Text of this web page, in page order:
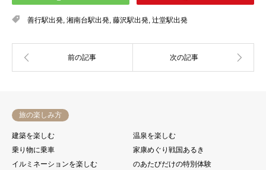
善行駅出発, 湘南台駅出発, 藤沢駅出発, 辻堂駅出発
旅の楽しみ方
建築を楽しむ
温泉を楽しむ
乗り物に乗車
家康めぐり戦国あるき
イルミネーションを楽しむ
のあたびだけの特別体験